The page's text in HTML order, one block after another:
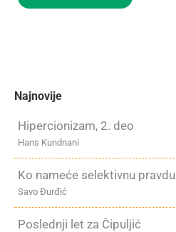
Najnovije
Hipercionizam, 2. deo
Hans Kundnani
Ko nameće selektivnu pravdu
Savo Đurđić
Poslednji let za Čipuljić